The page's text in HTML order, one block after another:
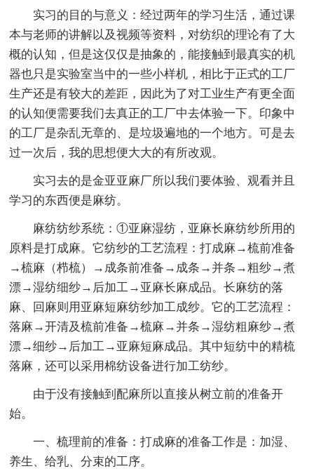
实习的目的与意义：经过两年的学习生活，通过课
本与老师的讲解以及视频等资料，对纺织的理论有了大
概的认知，但是这仅仅是抽象的，能接触到最真实的机
器也只是实验室当中的一些小样机，相比于正式的工厂
生产还是有较大的差距，因此为了对工业生产有更全面
的认知便需要我们去真正的工厂中去体验一下。印象中
的工厂是杂乱无章的、是垃圾遍地的一个地方。可是去
过一次后，我的思想便大大的有所改观。
实习去的是金亚亚麻厂所以我们要体验、观看并且
学习的东西便是麻纺。
麻纺纺纱系统：①亚麻湿纺，亚麻长麻纺纱所用的
原料是打成麻。它纺纱的工艺流程：打成麻→梳前准备
→梳麻（栉梳）→成条前准备→成条→并条→粗纱→煮
漂→湿纺细纱→后加工→亚麻长麻成品。长麻纺的落
麻、回麻则用亚麻短麻纺纱加工成纱。它的工艺流程：
落麻→开清及梳前准备→梳麻→并条→湿纺粗麻纱→煮
漂→细纱→后加工→亚麻短麻成品。其中短纺中的精梳
落麻，还可以采用棉纺设备进行加工纺纱。
由于没有接触到配麻所以直接从树立前的准备开
始。
一、梳理前的准备：打成麻的准备工作是：加湿、
养生、给乳、分束的工序。